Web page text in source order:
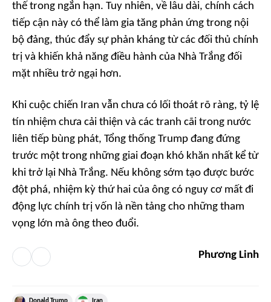
thế trong ngắn hạn. Tuy nhiên, về lâu dài, chính cách
tiếp cận này có thể làm gia tăng phản ứng trong nội
bộ đảng, thúc đẩy sự phản kháng từ các đối thủ chính
trị và khiến khả năng điều hành của Nhà Trắng đối
mặt nhiều trở ngại hơn.
Khi cuộc chiến Iran vẫn chưa có lối thoát rõ ràng, tỷ lệ
tín nhiệm chưa cải thiện và các tranh cãi trong nước
liên tiếp bùng phát, Tổng thống Trump đang đứng
trước một trong những giai đoạn khó khăn nhất kể từ
khi trở lại Nhà Trắng. Nếu không sớm tạo được bước
đột phá, nhiệm kỳ thứ hai của ông có nguy cơ mất đi
động lực chính trị vốn là nền tảng cho những tham
vọng lớn mà ông theo đuổi.
Phương Linh